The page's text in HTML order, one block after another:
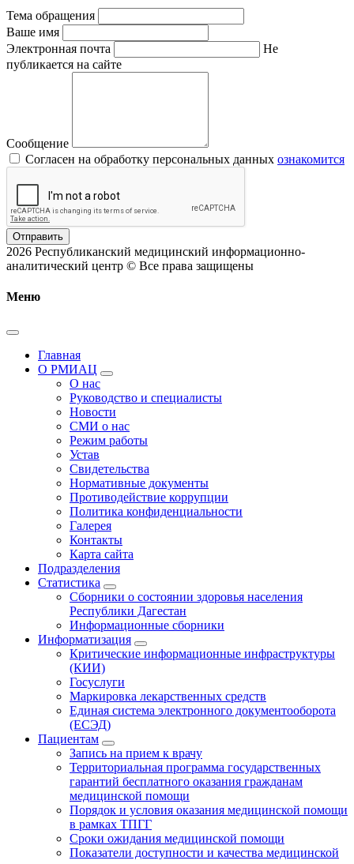
Тема обращения
Ваше имя
Электронная почта
Не
публикается на сайте
Сообщение
Согласен на обработку персональных данных ознакомится
Отправить
2026 Республиканский медицинский информационно-
аналитический центр © Все права защищены
Меню
Главная
О РМИАЦ
О нас
Руководство и специалисты
Новости
СМИ о нас
Режим работы
Устав
Свидетельства
Нормативные документы
Противодействие коррупции
Политика конфиденциальности
Галерея
Контакты
Карта сайта
Подразделения
Статистика
Сборники о состоянии здоровья населения
Республики Дагестан
Информационные сборники
Информатизация
Критические информационные инфраструктуры
(КИИ)
Госуслуги
Маркировка лекарственных средств
Единая система электронного документооборота
(ЕСЭД)
Пациентам
Запись на прием к врачу
Территориальная программа государственных
гарантий бесплатного оказания гражданам
медицинской помощи
Порядок и условия оказания медицинской помощи
в рамках ТПГГ
Сроки ожидания медицинской помощи
Показатели доступности и качества медицинской